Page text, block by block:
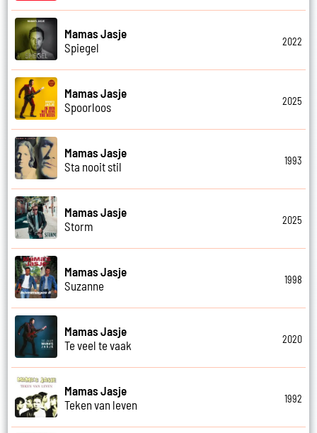
Mamas Jasje
Spiegel
2022
Mamas Jasje
Spoorloos
2025
Mamas Jasje
Sta nooit stil
1993
Mamas Jasje
Storm
2025
Mamas Jasje
Suzanne
1998
Mamas Jasje
Te veel te vaak
2020
Mamas Jasje
Teken van leven
1992